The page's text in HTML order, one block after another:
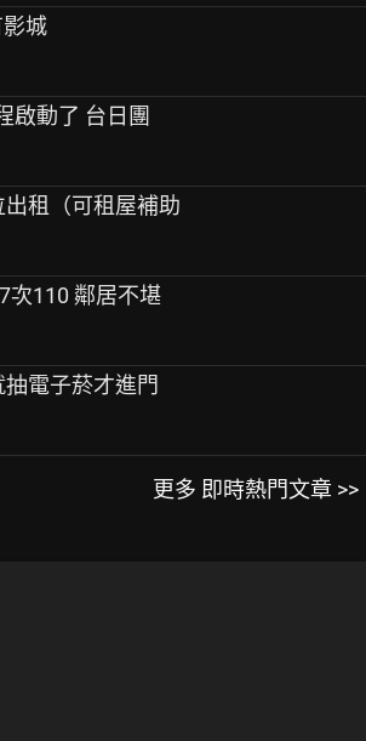
影城
啟動了 台日團
租（可租屋補助
次110 鄰居不堪
電子菸才進門
更多 即時熱門文章 >>